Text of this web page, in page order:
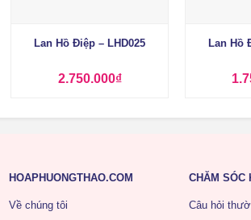
Lan Hồ Điệp – LHD025
2.750.000₫
Lan Hồ
HOAPHUONGTHAO.COM
Về chúng tôi
CHĂM SÓC
Câu hỏi